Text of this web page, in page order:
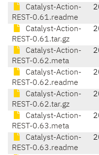
Catalyst-Action-
REST-0.61.readme
Catalyst-Action-
REST-0.61.tar.gz
Catalyst-Action-
REST-0.62.meta
Catalyst-Action-
REST-0.62.readme
Catalyst-Action-
REST-0.62.tar.gz
Catalyst-Action-
REST-0.63.meta
Catalyst-Action-
REST-0.63.readme